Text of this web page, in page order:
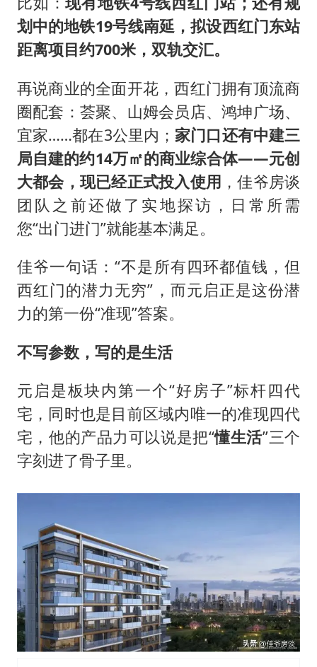
划中的地铁19号线南延，拟设西红门东站
距离项目约700米，双轨交汇。
再说商业的全面开花，西红门拥有顶流商
圈配套：荟聚、山姆会员店、鸿坤广场、
宜家……都在3公里内； 家门口还有中建三
局自建的约14万㎡的商业综合体——元创
大都会，现已经正式投入使用 ，佳爷房谈
团队之前还做了实地探访，日常所需
您“出门进门”就能基本满足。
佳爷一句话：“不是所有四环都值钱，但
西红门的潜力无穷”，而元启正是这份潜
力的第一份“准现”答案。
不写参数，写的是生活
元启是板块内第一个“好房子”标杆四代
宅，同时也是目前区域内唯一的准现四代
宅，他的产品力可以说是把“懂生活”三个
字刻进了骨子里。